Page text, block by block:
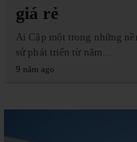
giá rẻ
Ai Cập một trong những
sử phát triển từ năm…
9 năm ago